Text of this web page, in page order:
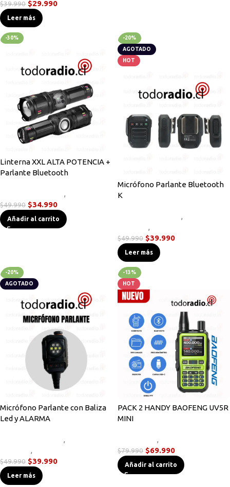
$39.990 $29.990
Leer más
-30%
Linterna XXL ALTA POTENCIA +
Parlante Bluetooth
,
$49.990 $34.990
Añadir al carrito
-20%
AGOTADO
HOT
Micrófono Parlante Bluetooth
K
,
,
$49.990 $39.990
Leer más
-20%
AGOTADO
Micrófono Parlante con Baliza
Led y ALARMA
,
,
$49.990 $39.990
Leer más
-13%
HOT
PACK 2 HANDY BAOFENG UV5R
MINI
,
$79.990 $69.990
Añadir al carrito